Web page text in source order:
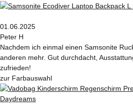
01.06.2025
Peter H
Nachdem ich einmal einen Samsonite
anderen mehr. Gut durchdacht,
zufrieden!
zur Farbauswahl